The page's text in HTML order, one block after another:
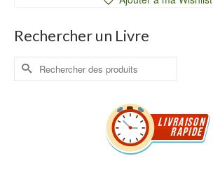
Rechercher un Livre
Rechercher :